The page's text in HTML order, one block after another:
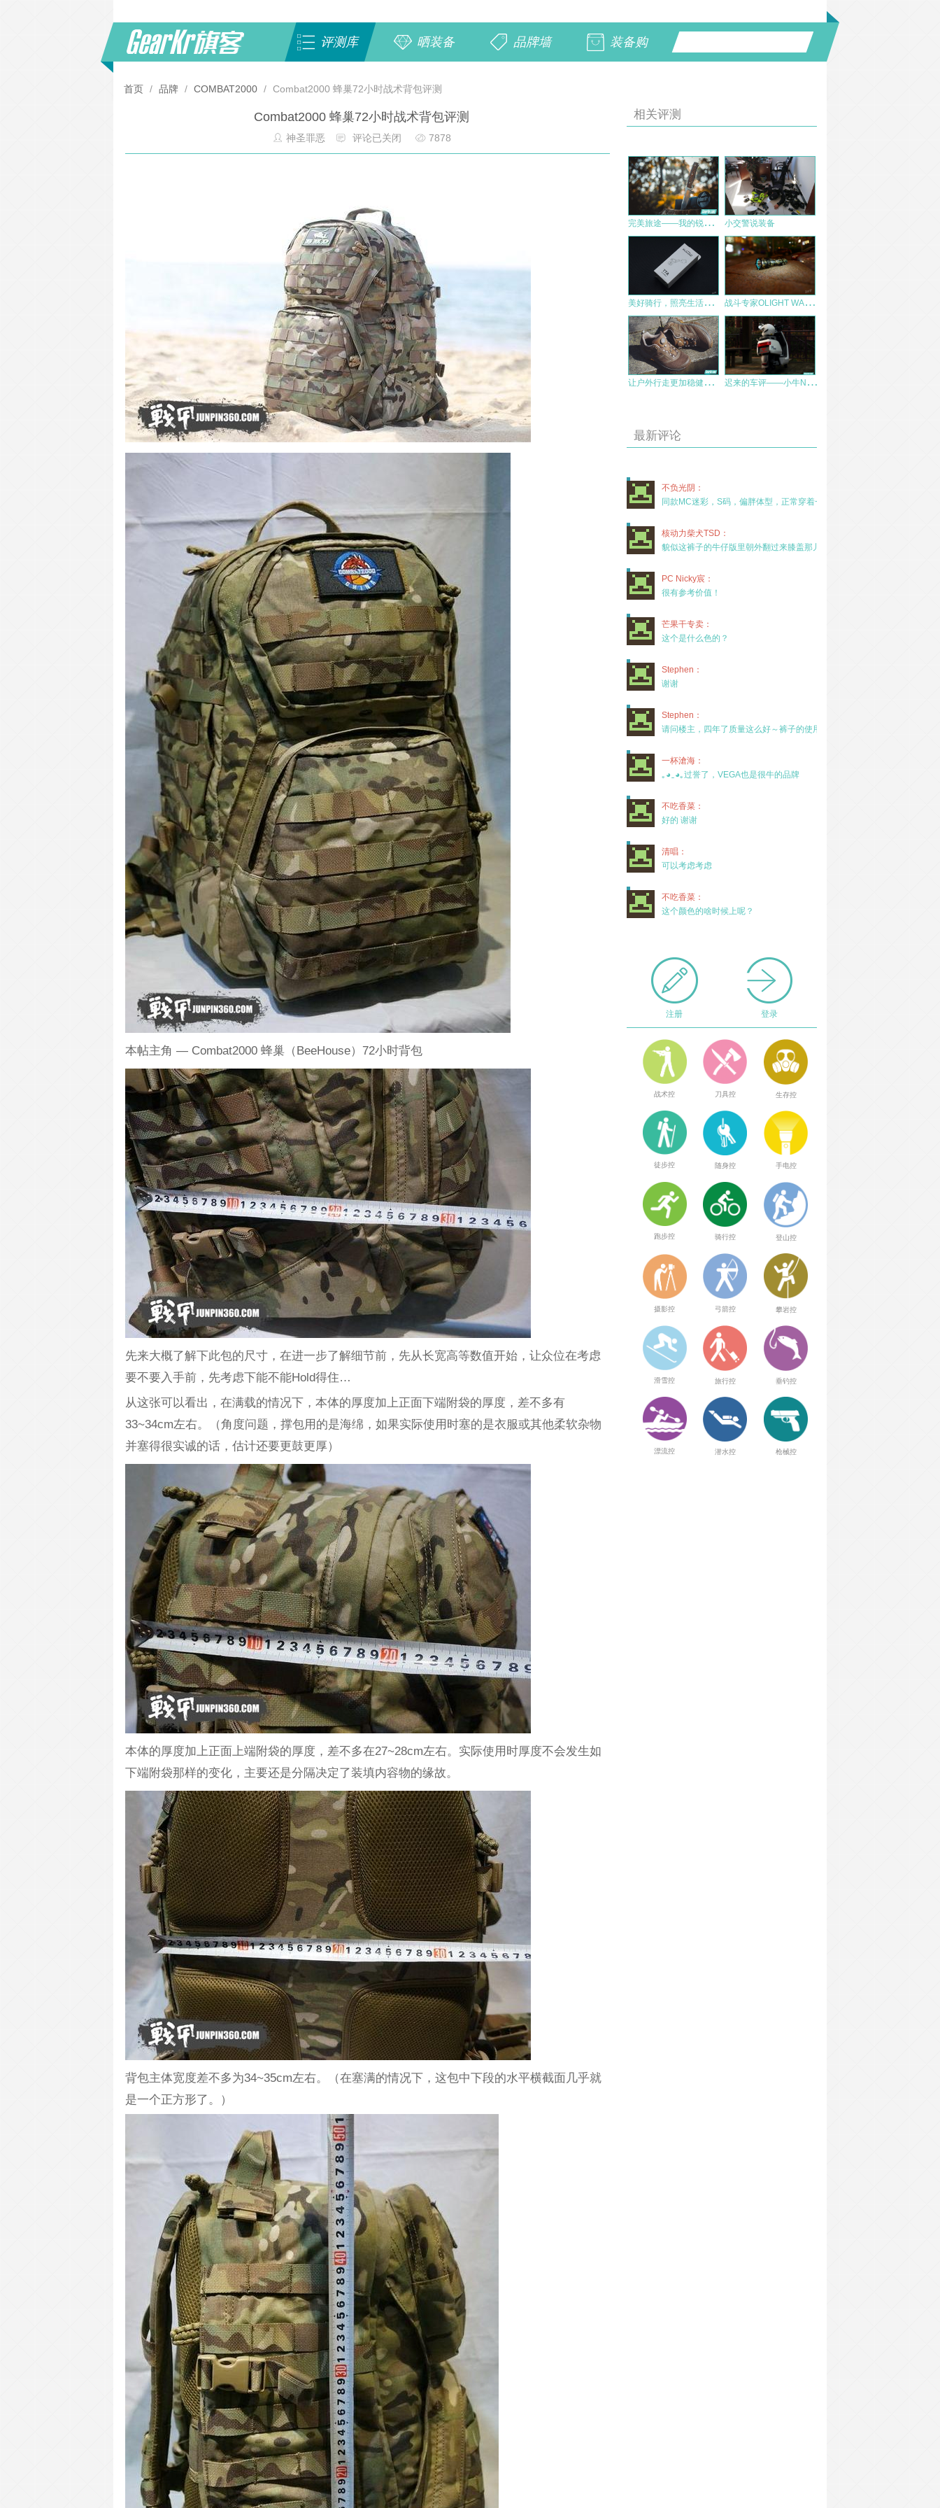
评测库 晒装备 品牌墙 装备购
首页 / 品牌 / COMBAT2000 / Combat2000 蜂巢72小时战术背包评测
Combat2000 蜂巢72小时战术背包评测
神圣罪恶 评论已关闭 7878
本帖主角 — Combat2000 蜂巢（BeeHouse）72小时背包
先来大概了解下此包的尺寸，在进一步了解细节前，先从长宽高等数值开始，让众位在考虑
要不要入手前，先考虑下能不能Hold得住…
从这张可以看出，在满载的情况下，本体的厚度加上正面下端附袋的厚度，差不多有
33~34cm左右。（角度问题，撑包用的是海绵，如果实际使用时塞的是衣服或其他柔软杂物
并塞得很实诚的话，估计还要更鼓更厚）
本体的厚度加上正面上端附袋的厚度，差不多在27~28cm左右。实际使用时厚度不会发生如
下端附袋那样的变化，主要还是分隔决定了装填内容物的缘故。
背包主体宽度差不多为34~35cm左右。（在塞满的情况下，这包中下段的水平横截面几乎就
是一个正方形了。）
相关评测
完
美旅途——我的锐信生存小直使用评测 小交警说装备
美
好骑行，照亮生活！迈极炫RN400车灯&TTA多功能支架体验 战
斗专家OLIGHT WARRIOR武士X PRO小钢炮评测
让
户外行走更加稳健——龙牙飞鹰体训鞋 迟
来的车评——小牛N1动力版试驾
最新评论
不负光阴：
同款MC迷彩，S码，偏胖体型，正常穿着一年半，没
核动力柴犬TSD：
貌似这裤子的牛仔版里朝外翻过来膝盖那儿有放护膝的
PC Nicky宸：
很有参考价值！
芒果干专卖：
这个是什么色的？
Stephen：
谢谢
Stephen：
请问楼主，四年了质量这么好～裤子的使用率高吗？
一杯滄海：
｡◕‿◕｡过誉了，VEGA也是很牛的品牌
不吃香菜：
好的 谢谢
清唱：
可以考虑考虑
不吃香菜：
这个颜色的啥时候上呢？
注册 登录
战术控 刀具控 生存控
徒步控 随身控 手电控
跑步控 骑行控 登山控
摄影控 弓箭控 攀岩控
滑雪控 旅行控 垂钓控
漂流控 潜水控 枪械控